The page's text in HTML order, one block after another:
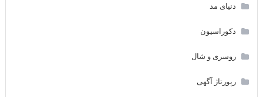
دنیای مد
دکوراسیون
روسری و شال
رپورتاژ آگهی